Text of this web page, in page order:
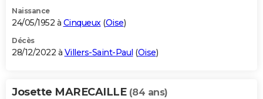
Naissance
24/05/1952 à Cinqueux(Oise)
Décès
28/12/2022 à Villers-Saint-Paul (Oise)
Josette MARECAILLE (84 ans)